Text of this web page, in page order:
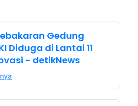
Gedung
Diduga di Lantai 11
- detikNews